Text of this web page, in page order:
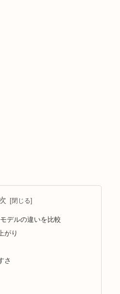
デルの違いを比較
がり
さ